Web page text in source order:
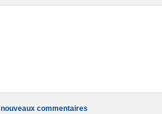
commentaires